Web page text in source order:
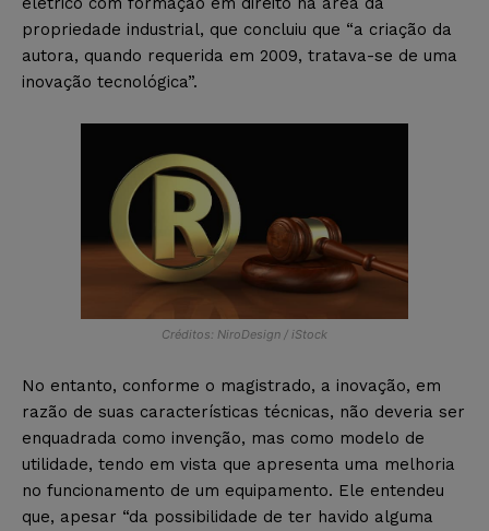
propriedade industrial, que concluiu que “a criação da
autora, quando requerida em 2009, tratava-se de uma
inovação tecnológica”.
Créditos: NiroDesign / iStock
No entanto, conforme o magistrado, a inovação, em
razão de suas características técnicas, não deveria ser
enquadrada como invenção, mas como modelo de
utilidade, tendo em vista que apresenta uma melhoria
no funcionamento de um equipamento. Ele entendeu
que, apesar “da possibilidade de ter havido alguma